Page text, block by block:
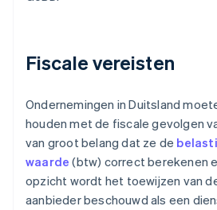
Fiscale vereisten
Ondernemingen in Duitsland
houden met de fiscale gevolgen
van groot belang dat ze de
waarde (btw) correct berekenen
opzicht wordt het toewijzen van
aanbieder beschouwd als een